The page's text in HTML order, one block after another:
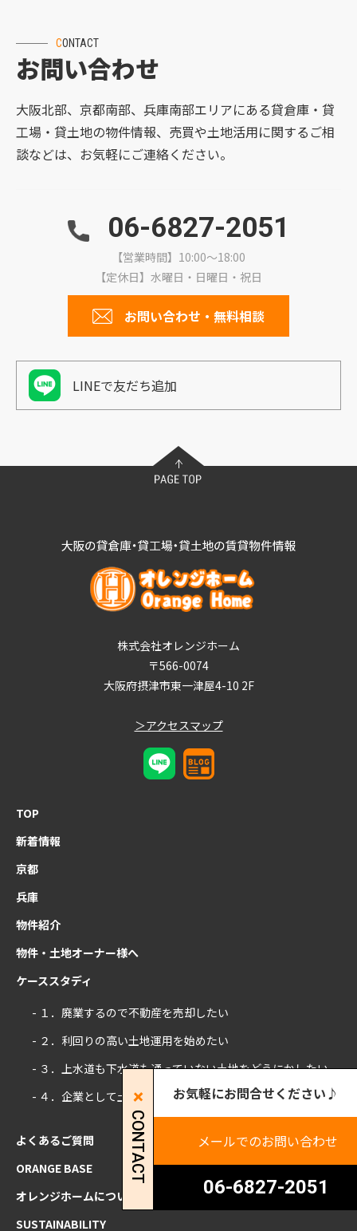
CONTACT
お問い合わせ
大阪北部、京都南部、兵庫南部エリアにある貸倉庫・貸
工場・貸土地の物件情報、売買や土地活用に関するご相
談などは、お気軽にご連絡ください。
06-6827-2051
【営業時間】10:00～18:00
【定休日】水曜日・日曜日・祝日
お問い合わせ・無料相談
LINEで友だち追加
CONTACT
お気軽にお問合せください♪
メールでのお問い合わせ
06-6827-2051
株式会社オレンジホーム
〒566-0074
大阪府摂津市東一津屋4-10 2F
＞アクセスマップ
TOP
新着情報
京都
兵庫
物件紹介
物件・土地オーナー様へ
ケーススタディ
- １．廃業するので不動産を売却したい
- ２．利回りの高い土地運用を始めたい
- ３．上水道も下水道も通っていない土地をどうにかしたい
- ４．企業として土地活用をしたい
よくあるご質問
ORANGE BASE
オレンジホームについて
SUSTAINABILITY